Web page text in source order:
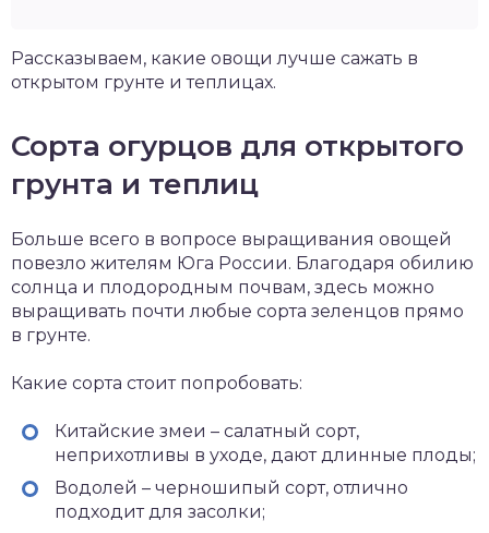
Рассказываем, какие овощи лучше сажать в
открытом грунте и теплицах.
Сорта огурцов для открытого
грунта и теплиц
Больше всего в вопросе выращивания овощей
повезло жителям Юга России. Благодаря обилию
солнца и плодородным почвам, здесь можно
выращивать почти любые сорта зеленцов прямо
в грунте.
Какие сорта стоит попробовать:
Китайские змеи – салатный сорт,
неприхотливы в уходе, дают длинные плоды;
Водолей – черношипый сорт, отлично
подходит для засолки;